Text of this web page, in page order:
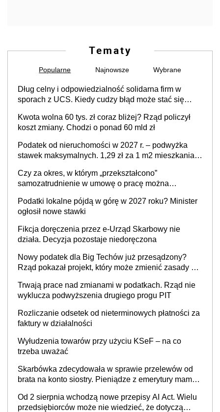
Tematy
Popularne Najnowsze Wybrane
Dług celny i odpowiedzialność solidarna firm w
sporach z UCS. Kiedy cudzy błąd może stać się
Kwota wolna 60 tys. zł coraz bliżej? Rząd policzył
koszt zmiany. Chodzi o ponad 60 mld zł
Podatek od nieruchomości w 2027 r. – podwyżka
stawek maksymalnych. 1,29 zł za 1 m2 mieszkania,
prowadzeniem działalności gospodarczej
Czy za okres, w którym „przekształcono”
samozatrudnienie w umowę o pracę można
cywilnoprawnej jedynym racjonalnym wyjściem
Podatki lokalne pójdą w górę w 2027 roku? Minister
ogłosił nowe stawki
Fikcja doręczenia przez e-Urząd Skarbowy nie
działa. Decyzja pozostaje niedoręczona
Nowy podatek dla Big Techów już przesądzony?
Rząd pokazał projekt, który może zmienić zasady gry
Trwają prace nad zmianami w podatkach. Rząd nie
wyklucza podwyższenia drugiego progu PIT
Rozliczanie odsetek od nieterminowych płatności za
faktury w działalności
Wyłudzenia towarów przy użyciu KSeF – na co
trzeba uważać
Skarbówka zdecydowała w sprawie przelewów od
brata na konto siostry. Pieniądze z emerytury mamy
będzie
Od 2 sierpnia wchodzą nowe przepisy AI Act. Wielu
przedsiębiorców może nie wiedzieć, że dotyczą